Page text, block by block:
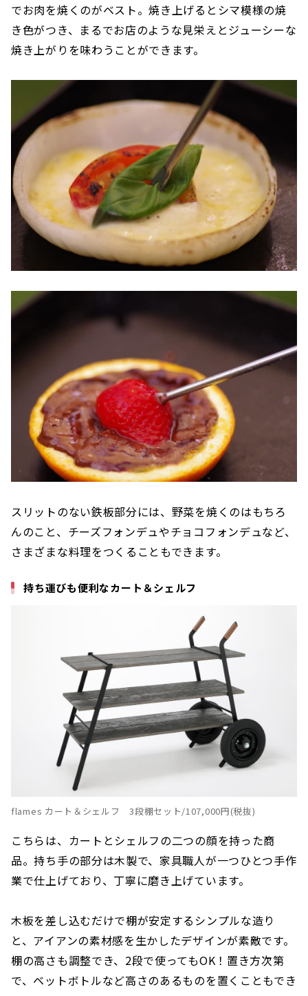
でお肉を焼くのがベスト。焼き上げるとシマ模様の焼
き色がつき、まるでお店のような見栄えとジューシーな
焼き上がりを味わうことができます。
スリットのない鉄板部分には、野菜を焼くのはもちろ
んのこと、チーズフォンデュやチョコフォンデュなど、
さまざまな料理をつくることもできます。
持ち運びも便利なカート＆シェルフ
flames カート＆シェルフ 3段棚セット/107,000円(税抜)
こちらは、カートとシェルフの二つの顔を持った商
品。持ち手の部分は木製で、家具職人が一つひとつ手作
業で仕上げており、丁寧に磨き上げています。
木板を差し込むだけで棚が安定するシンプルな造り
と、アイアンの素材感を生かしたデザインが素敵です。
棚の高さも調整でき、2段で使ってもOK！置き方次第
で、ベットボトルなど高さのあるものを置くこともでき